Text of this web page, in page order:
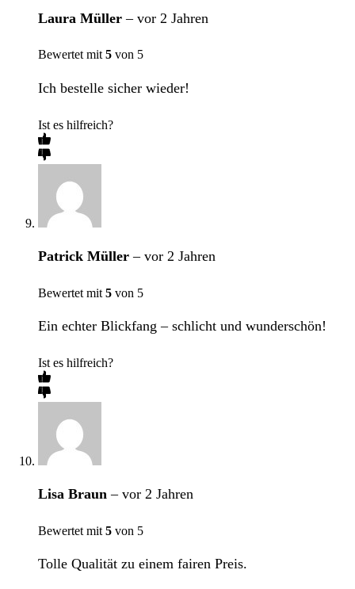
Laura Müller– vor 2 Jahren
Bewertet mit5 von 5
Ich bestelle sicher wieder!
Ist es hilfreich?
Patrick Müller– vor 2 Jahren
Bewertet mit 5 von 5
Ein echter Blickfang – schlicht und wunderschön!
Ist es hilfreich?
Lisa Braun– vor 2 Jahren
Bewertet mit 5 von 5
Tolle Qualität zu einem fairen Preis.